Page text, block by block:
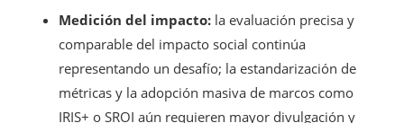
Medición del impacto: la evaluación precisa y
comparable del impacto social continúa
representando un desafío; la estandarización de
métricas y la adopción masiva de marcos como
IRIS+ o SROI aún requieren mayor divulgación y